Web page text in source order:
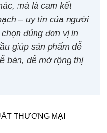
mà là cam kết
– uy tín của người
đúng đơn vị in
giúp sản phẩm dễ
bán, dễ mở rộng thị
THƯƠNG MẠI